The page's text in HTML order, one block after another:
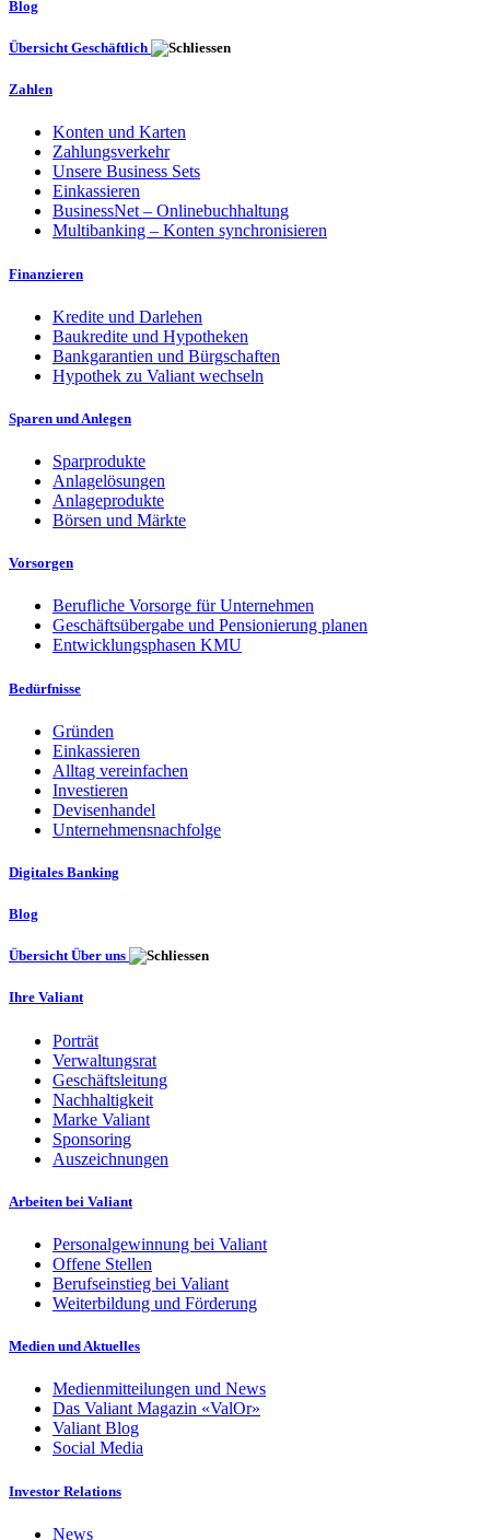
Blog
Übersicht Geschäftlich
Zahlen
Konten und Karten
Zahlungsverkehr
Unsere Business Sets
Einkassieren
BusinessNet – Onlinebuchhaltung
Multibanking – Konten synchronisieren
Finanzieren
Kredite und Darlehen
Baukredite und Hypotheken
Bankgarantien und Bürgschaften
Hypothek zu Valiant wechseln
Sparen und Anlegen
Sparprodukte
Anlagelösungen
Anlageprodukte
Börsen und Märkte
Vorsorgen
Berufliche Vorsorge für Unternehmen
Geschäftsübergabe und Pensionierung planen
Entwicklungsphasen KMU
Bedürfnisse
Gründen
Einkassieren
Alltag vereinfachen
Investieren
Devisenhandel
Unternehmensnachfolge
Digitales Banking
Blog
Übersicht Über uns
Ihre Valiant
Porträt
Verwaltungsrat
Geschäftsleitung
Nachhaltigkeit
Marke Valiant
Sponsoring
Auszeichnungen
Arbeiten bei Valiant
Personalgewinnung bei Valiant
Offene Stellen
Berufseinstieg bei Valiant
Weiterbildung und Förderung
Medien und Aktuelles
Medienmitteilungen und News
Das Valiant Magazin «ValOr»
Valiant Blog
Social Media
Investor Relations
News